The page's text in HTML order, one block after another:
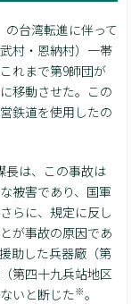
の台湾転進に伴って
村・恩納村）一帯
れまで第9師団が
移動させた。この
鉄道を使用したの
長は、この事故は
被害であり、国軍
らに、規定に反し
が事故の原因であ
助した兵器廠（第
第四十九兵站地区
いと断じた ※。